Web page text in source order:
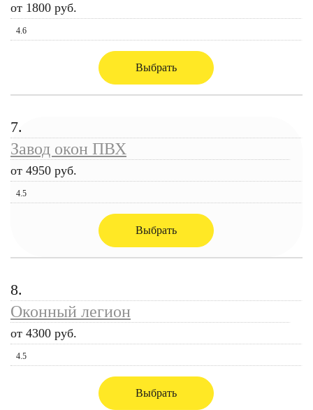
от 1800 руб.
4.6
Выбрать
7.
Завод окон ПВХ
от 4950 руб.
4.5
Выбрать
8.
Оконный легион
от 4300 руб.
4.5
Выбрать